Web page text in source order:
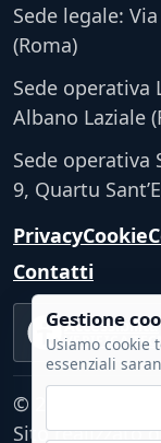
Sede legale:
(Roma)
Sede operativa
Albano Laziale
Sede operativa
9, Quartu
PrivacyCookie
Contatti
Accessibilità
VERIFICA
© 2026 - Tutti i
Sito realizzato
Gestione
Usiamo cookie
essenziali